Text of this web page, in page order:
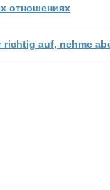
отношениях
richtig auf, nehme